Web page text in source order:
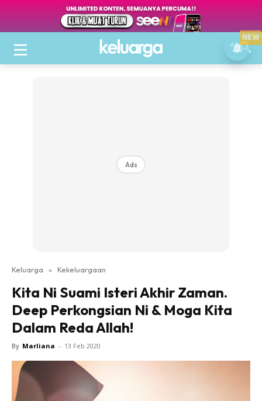
Ads
Keluarga » Kekeluargaan
Kita Ni Suami Isteri Akhir Zaman.
Deep Perkongsian Ni & Moga Kita
Dalam Reda Allah!
By Marliana - 13 Feb 2020
NEW